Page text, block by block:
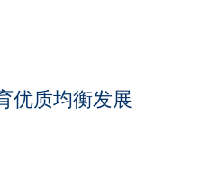
优质均衡发展